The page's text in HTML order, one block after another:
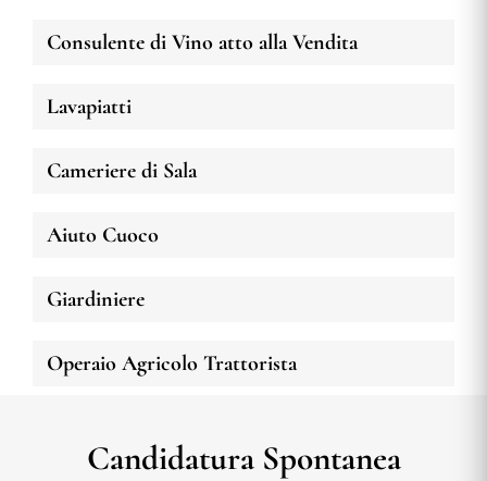
Consulente di Vino atto alla Vendita
Lavapiatti
Cameriere di Sala
Aiuto Cuoco
Giardiniere
Operaio Agricolo Trattorista
Candidatura Spontanea